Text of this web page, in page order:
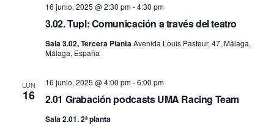
3.02. Tupl: Comunicación a través del teatro
16 junio, 2025 @ 2:30 pm-4:30 pm
Sala 3.02, Tercera PlantaAvenida Louis Pasteur, 47, Málaga,
Málaga, España
LUN
16 2.01 Grabación podcasts UMA Racing Team
16 junio, 2025 @ 4:00 pm-6:00 pm
Sala 2.01. 2ª planta